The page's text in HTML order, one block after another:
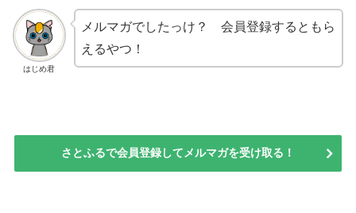
はじめ君
メルマガでしたっけ？ 会員登録するともら
えるやつ！
さとふるで会員登録してメルマガを受け取る！